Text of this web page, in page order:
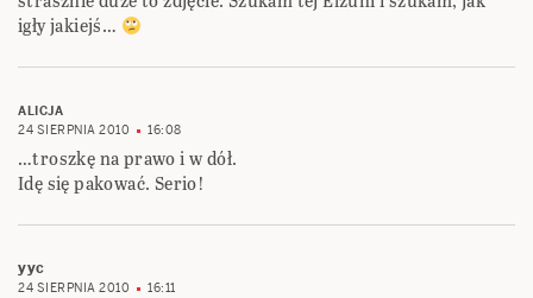
igły jakiejś…
ALICJA
24 SIERPNIA 2010
16:08
…troszkę na prawo i w dół.
Idę się pakować. Serio!
yyc
24 SIERPNIA 2010 16:11